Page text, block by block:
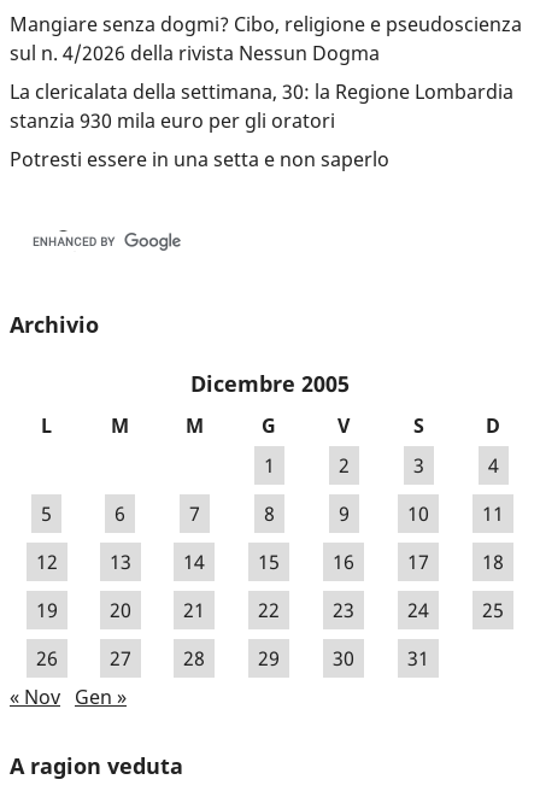
Mangiare senza dogmi? Cibo, religione e pseudoscienza
sul n. 4/2026 della rivista Nessun Dogma
La clericalata della settimana, 30: la Regione Lombardia
stanzia 930 mila euro per gli oratori
Potresti essere in una setta e non saperlo
Archivio
Dicembre 2005
L M M G V S
D
1
2 3
4
5
6 7 8 9 10
11
12
13 14 15 16 17
18
19
20 21 22 23 24
25
26
27 28 29 30
31
« Nov Gen »
A ragion veduta